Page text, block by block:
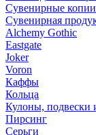
Сувенирные копии
Сувенирная
Alchemy Gothic
Eastgate
Joker
Voron
Каффы
Кольца
Кулоны, подвески
Пирсинг
Серьги